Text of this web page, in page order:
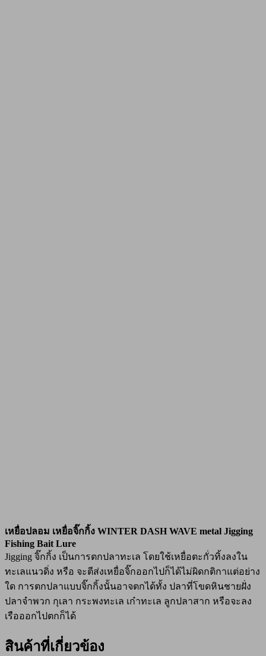
เหยื่อปลอม เหยื่อจิ๊กกิ้ง WINTER DASH WAVE metal Jigging
Fishing Bait Lure
Jigging จิ๊กกิ้ง เป็นการตกปลาทะเล โดยใช้เหยื่อตะกั่วทิ้งลงใน
ทะเลแนวดิ่ง หรือ จะตีส่งเหยื่อจิ๊กออกไปก็ได้ไม่ผิดกติกาแต่อย่าง
ใด การตกปลาแบบจิ๊กกิ้งนั้นอาจตกได้ทั้ง ปลาที่โขดหินชายฝั่ง
ปลาจำพวก กุเลา กระพงทะเล เก๋าทะเล ลูกปลาสาก หรือจะลง
เรือออกไปตกก็ได้
สินค้าที่เกี่ยวข้อง